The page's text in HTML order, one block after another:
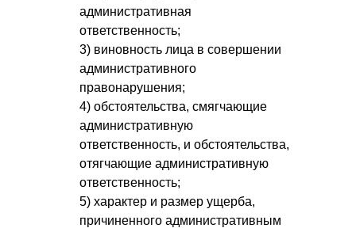
административная
ответственность;
3) виновность лица в совершении
административного
правонарушения;
4) обстоятельства, смягчающие
административную
ответственность, и обстоятельства,
отягчающие административную
ответственность;
5) характер и размер ущерба,
причиненного административным